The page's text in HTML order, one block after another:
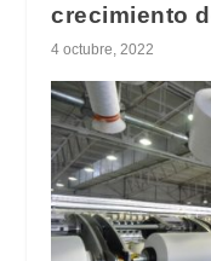
crecimiento
4 octubre, 2022